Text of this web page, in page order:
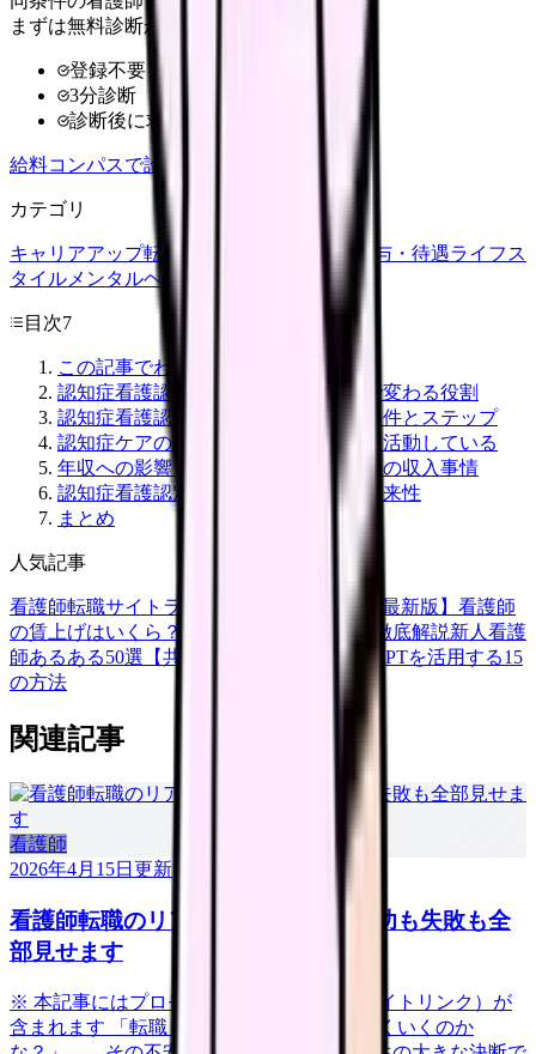
まずは無料診断から
登録不要
3分診断
診断後に求人比較
給料コンパスで診断
カテゴリ
キャリアアップ転職ガイド 職場環境 給与・待遇ライフス
タイルメンタルヘルス
目次7
この記事でわかること
認知症看護認定看護師とは？高齢化で変わる役割
認知症看護認定看護師になるための条件とステップ
認知症ケアの実際｜認定看護師はこう活動している
年収への影響｜認知症看護認定看護師の収入事情
認知症看護認定看護師の活躍の場と将来性
まとめ
人気記事
看護師転職サイトランキングTOP5【2026年最新版】 看護師
の賃上げはいくら？2026年度の最新情報を徹底解説新人看護
師あるある50選【共感必至】
看護師がChatGPTを活用する15
の方法
関連記事
看護師
2026年4月15日 更新
看護師転職のリアル体験談12選｜成功も失敗も全
部見せます
※ 本記事にはプロモーション（アフィリエイトリンク）が
含まれます 「転職したいけど、本当にうまくいくのか